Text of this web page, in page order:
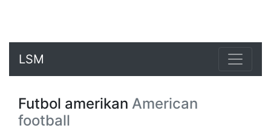
LSM
Futbol amerikan American
football